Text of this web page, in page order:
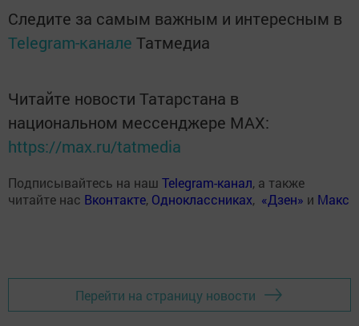
Следите за самым важным и интересным в
Telegram-канале Татмедиа
Читайте новости Татарстана в
национальном мессенджере MАХ:
https://max.ru/tatmedia
Подписывайтесь на наш Telegram-канал, а также
читайте нас Вконтакте, Одноклассниках, «Дзен» и Макс
Перейти на страницу новости